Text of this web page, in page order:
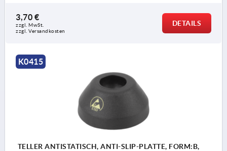
3,70 €
zzgl. MwSt.
zzgl. Versandkosten
DETAILS
K0415
TELLER ANTISTATISCH, ANTI-SLIP-PLATTE, FORM:B,